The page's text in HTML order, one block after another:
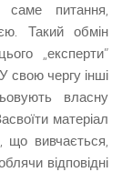
питання,
Такий обмін
„експерти”
свою чергу інші
власну
матеріал
що вивчається,
відповідні